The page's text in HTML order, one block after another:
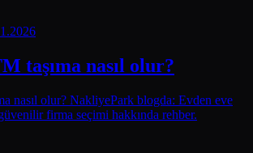
taşıma nasıl olur?
nasıl olur? NakliyePark blogda: Evden eve
firma seçimi hakkında rehber.